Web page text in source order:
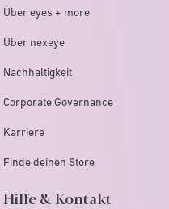
Über eyes + more
Über nexeye
Nachhaltigkeit
Corporate Governance
Karriere
Finde deinen Store
Hilfe & Kontakt